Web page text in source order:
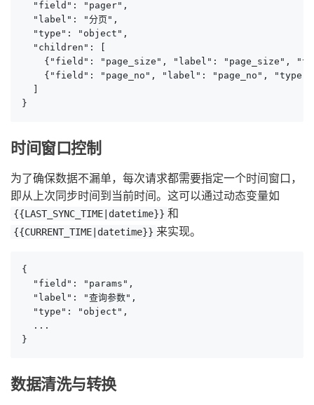
  "field": "pager",
  "label": "分页",
  "type": "object",
  "children": [
{"field": "page_size", "label": "page_size",
{"field": "page_no", "label": "page_no",
}
时间窗口控制
为了确保数据不漏单，每次请求都需要指定一个时间窗口，
即从上次同步时间到当前时间。这可以通过动态变量如
{{LAST_SYNC_TIME|datetime}} 和
{{CURRENT_TIME|datetime}} 来实现。
{
  "field": "params",
  "label": "查询参数",
  "type": "object",
  ...
}
数据清洗与转换